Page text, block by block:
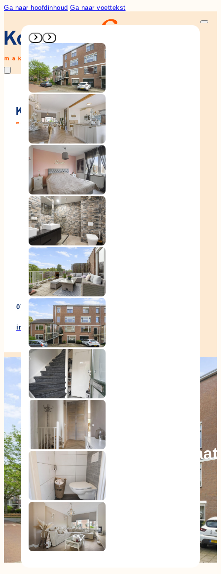
Ga naar hoofdinhoud Ga naar voettekst
Woningaanbod
Aankoop
Verkoop
Diensten
Over ons
Klantenervaringen
Documenten
Contact
070 – 346 84 00
info@korporaalenbertels.nl
2552 JV 's-Gravenhage
J. Bosmanstraat
€ 450.000,- k.k.